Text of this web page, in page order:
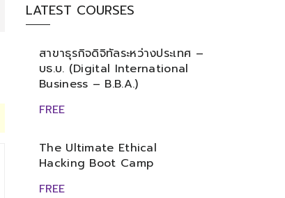
LATEST COURSES
สาขาธุรกิจดิจิทัลระหว่างประเทศ –
บธ.บ. (Digital International
Business – B.B.A.)
FREE
The Ultimate Ethical
Hacking Boot Camp
FREE